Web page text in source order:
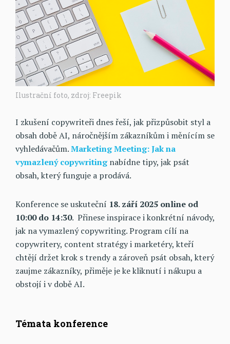
Ilustrační foto, zdroj: Freepik
I zkušení copywriteři dnes řeší, jak přizpůsobit styl a
obsah době AI, náročnějším zákazníkům i měnícím se
vyhledávačům.Marketing Meeting: Jak na
vymazlený copywritingnabídne tipy, jak psát
obsah, který funguje a prodává.
Konference se uskuteční 18. září 2025 online od
10:00 do 14:30. Přinese inspirace i konkrétní návody,
jak na vymazlený copywriting. Program cílí na
copywritery, content stratégy i marketéry, kteří
chtějí držet krok s trendy a zároveň psát obsah, který
zaujme zákazníky, přiměje je ke kliknutí i nákupu a
obstojí i v době AI.
Témata konference